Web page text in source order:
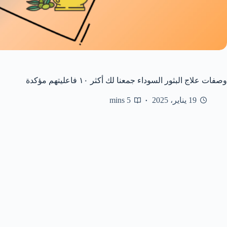
وصفات علاج البثور السوداء جمعنا لك أكثر ١٠ فاعليتهم مؤكدة
19 يناير، 2025 5 mins